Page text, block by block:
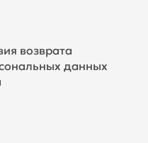
возврата
данных